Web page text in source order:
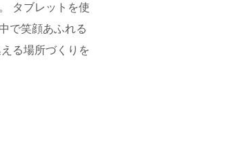
タブレットを使
で笑顔あふれる
る場所づくりを